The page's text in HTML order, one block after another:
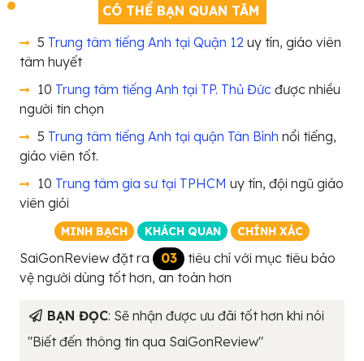
CÓ THỂ BẠN QUAN TÂM
5 Trung tâm tiếng Anh tại Quận 12 uy tín, giáo viên
tâm huyết
10 Trung tâm tiếng Anh tại TP. Thủ Đức được nhiều
người tin chọn
5 Trung tâm tiếng Anh tại quận Tân Bình nổi tiếng,
giáo viên tốt.
10 Trung tâm gia sư tại TPHCM uy tín, đội ngũ giáo
viên giỏi
MINH BẠCH KHÁCH QUAN CHÍNH XÁC
SaiGonReview đặt ra 03
tiêu chí với mục tiêu bảo
vệ người dùng tốt hơn, an toàn hơn
BẠN ĐỌC: Sẽ nhận được ưu đãi tốt hơn khi nói
"Biết đến thông tin qua SaiGonReview"